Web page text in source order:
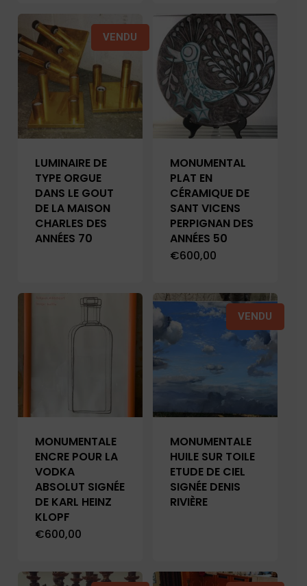
LUMINAIRE DE
TYPE ORGUE
DANS LE GOUT
DE LA MAISON
CHARLES DES
ANNÉES 70
VENDU
MONUMENTAL
PLAT EN
CÉRAMIQUE DE
SANT VICENS
PERPIGNAN DES
ANNÉES 50
€600,00
MONUMENTALE
ENCRE POUR LA
VODKA
ABSOLUT SIGNÉE
DE KARL HEINZ
KLOPF
€600,00
MONUMENTALE
HUILE SUR TOILE
ETUDE DE CIEL
SIGNÉE DENIS
RIVIÈRE
VENDU